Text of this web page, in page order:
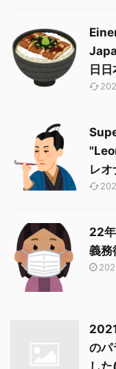
日日
レ
22
義務
のパ
し